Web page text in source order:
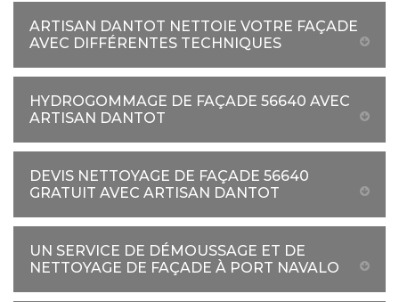
ARTISAN DANTOT NETTOIE VOTRE FAÇADE
AVEC DIFFÉRENTES TECHNIQUES
HYDROGOMMAGE DE FAÇADE 56640 AVEC
ARTISAN DANTOT
DEVIS NETTOYAGE DE FAÇADE 56640
GRATUIT AVEC ARTISAN DANTOT
UN SERVICE DE DÉMOUSSAGE ET DE
NETTOYAGE DE FAÇADE À PORT NAVALO